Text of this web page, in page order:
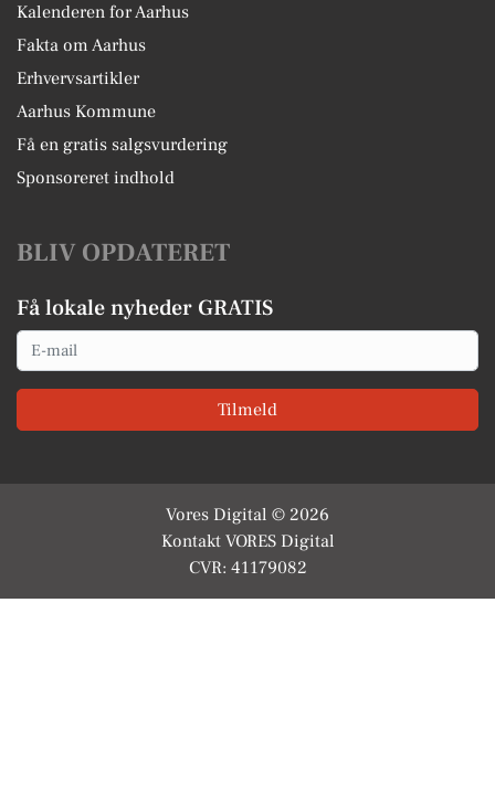
Kalenderen for Aarhus
Fakta om Aarhus
Erhvervsartikler
Aarhus Kommune
Få en gratis salgsvurdering
Sponsoreret indhold
BLIV OPDATERET
Få lokale nyheder GRATIS
Email
Tilmeld
Vores Digital © 2026
Kontakt VORES Digital
CVR: 41179082